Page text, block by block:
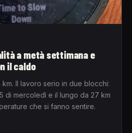
a metà settimana e
il caldo
Il lavoro serio in due blocchi:
di mercoledì e il lungo da 27 km
che si fanno sentire.